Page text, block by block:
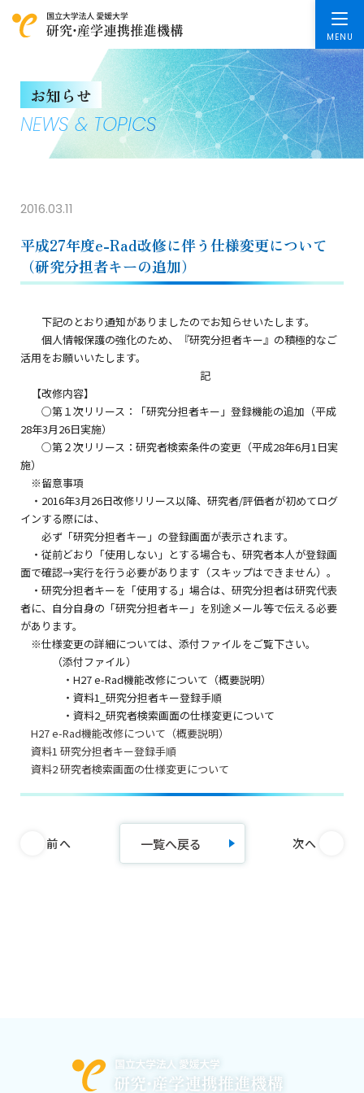
お知らせ
NEWS & TOPICS
2016.03.11
平成27年度e-Rad改修に伴う仕様変更について
（研究分担者キーの追加）
下記のとおり通知がありましたのでお知らせいたします。
個人情報保護の強化のため、『研究分担者キー』の積極的なご
活用をお願いいたします。
記
【改修内容】
○第１次リリース：「研究分担者キー」登録機能の追加（平成
28年3月26日実施）
○第２次リリース：研究者検索条件の変更（平成28年6月1日実
施）
※留意事項
・2016年3月26日改修リリース以降、研究者/評価者が初めてログ
インする際には、
必ず「研究分担者キー」の登録画面が表示されます。
・従前どおり「使用しない」とする場合も、研究者本人が登録画
面で確認→実行を行う必要があります（スキップはできません）。
・研究分担者キーを「使用する」場合は、研究分担者は研究代表
者に、自分自身の「研究分担者キー」を別途メール等で伝える必要
があります。
※仕様変更の詳細については、添付ファイルをご覧下さい。
（添付ファイル）
・H27 e-Rad機能改修について（概要説明）
・資料1_研究分担者キー登録手順
・資料2_研究者検索画面の仕様変更について
H27 e-Rad機能改修について（概要説明）
資料1 研究分担者キー登録手順
資料2 研究者検索画面の仕様変更について
前へ 一覧へ戻る 次へ